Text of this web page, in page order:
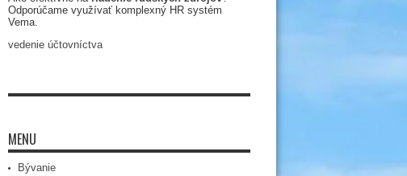
Odporúčame využívať komplexný HR systém
Vema.
vedenie účtovníctva
MENU
Bývanie